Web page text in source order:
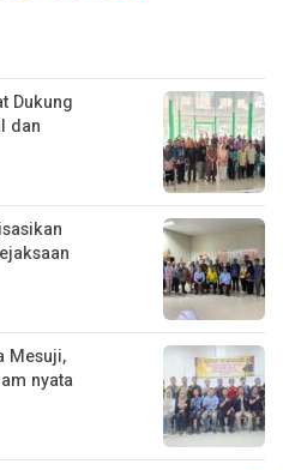
Dukung
dan
Mesuji,
nyata